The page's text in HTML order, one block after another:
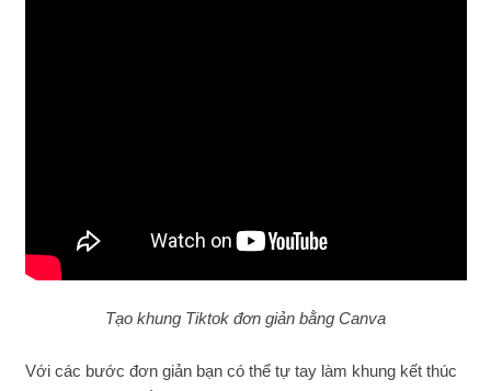
Tạo khung Tiktok đơn giản bằng Canva
Với các bước đơn giản bạn có thể tự tay làm khung kết thúc